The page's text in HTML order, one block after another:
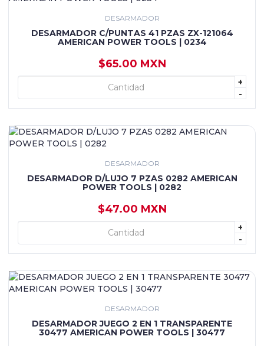
DESARMADOR
DESARMADOR C/PUNTAS 41 PZAS ZX-121064
AMERICAN POWER TOOLS | 0234
$65.00 MXN
+
-
+ AGREGAR
DESARMADOR
DESARMADOR D/LUJO 7 PZAS 0282 AMERICAN
POWER TOOLS | 0282
$47.00 MXN
+
-
+ AGREGAR
DESARMADOR
DESARMADOR JUEGO 2 EN 1 TRANSPARENTE
30477 AMERICAN POWER TOOLS | 30477